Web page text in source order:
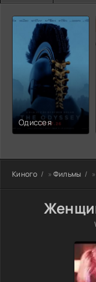
Одиссея
Киного » Фильмы